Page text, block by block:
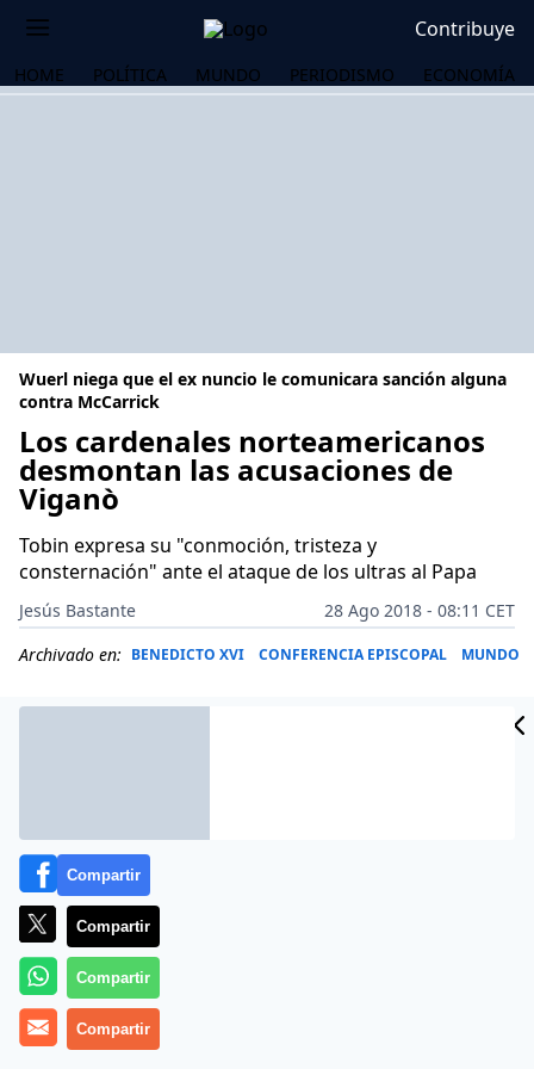
Contribuye
HOME POLÍTICA MUNDO PERIODISMO ECONOMÍA
Wuerl niega que el ex nuncio le comunicara sanción alguna
contra McCarrick
Los cardenales norteamericanos
desmontan las acusaciones de
Viganò
Tobin expresa su "conmoción, tristeza y
consternación" ante el ataque de los ultras al Papa
Jesús Bastante
28 Ago 2018 - 08:11 CET
Archivado en: BENEDICTO XVI CONFERENCIA EPISCOPAL MUNDO
J. B./Agencias).- La trama orquestada contra el Papa
Compartir
Compartir
Compartir
Compartir